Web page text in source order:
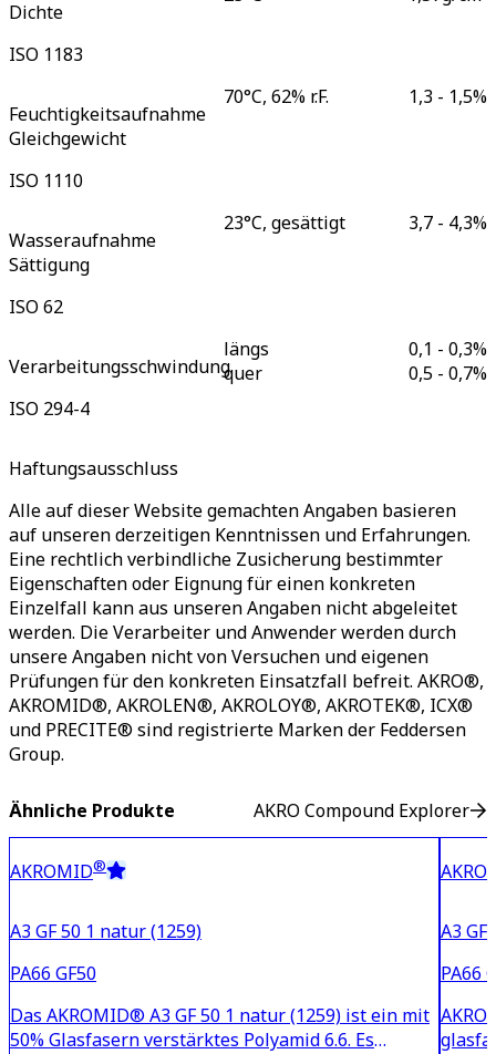
Dichte
ISO 1183
Feuchtigkeitsaufnahme
Gleichgewicht
ISO 1110
70°C, 62% r.F. 1,3 - 1,5%
Wasseraufnahme
Sättigung
ISO 62
23°C, gesättigt 3,7 - 4,3%
Verarbeitungsschwindung
ISO 294-4
längs
quer
0,1 - 0,3%
0,5 - 0,7%
Haftungsausschluss
Alle auf dieser Website gemachten Angaben basieren
auf unseren derzeitigen Kenntnissen und Erfahrungen.
Eine rechtlich verbindliche Zusicherung bestimmter
Eigenschaften oder Eignung für einen konkreten
Einzelfall kann aus unseren Angaben nicht abgeleitet
werden. Die Verarbeiter und Anwender werden durch
unsere Angaben nicht von Versuchen und eigenen
Prüfungen für den konkreten Einsatzfall befreit. AKRO®,
AKROMID®, AKROLEN®, AKROLOY®, AKROTEK®, ICX®
und PRECITE® sind registrierte Marken der Feddersen
Group.
Ähnliche Produkte AKRO Compound Explorer
AKROMID®
A3 GF 50 1 natur (1259)
PA66 GF50
Das AKROMID® A3 GF 50 1 natur (1259) ist ein mit
50% Glasfasern verstärktes Polyamid 6.6. Es
A3
PA66